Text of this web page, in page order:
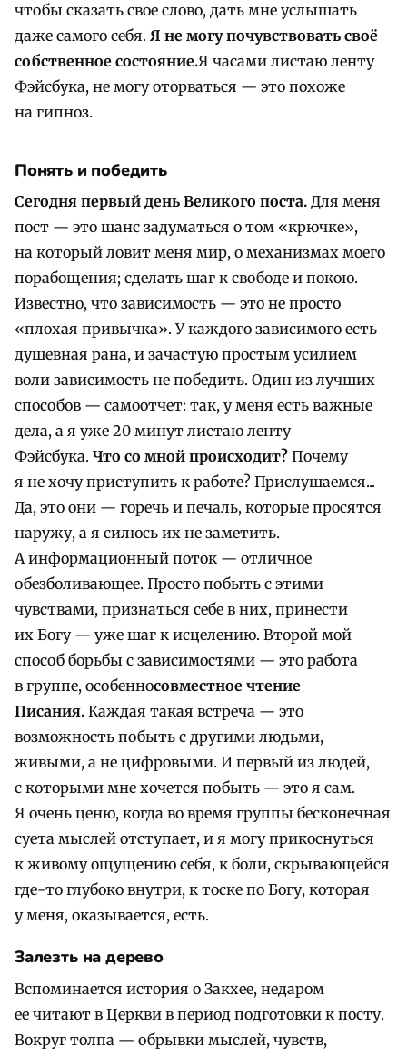
чтобы сказать свое слово, дать мне услышать
даже самого себя. Я не могу почувствовать своё
собственное состояние.Я часами листаю ленту
Фэйсбука, не могу оторваться — это похоже
на гипноз.
Понять и победить
Сегодня первый день Великого поста. Для меня
пост — это шанс задуматься о том «крючке»,
на который ловит меня мир, о механизмах моего
порабощения; сделать шаг к свободе и покою.
Известно, что зависимость — это не просто
«плохая привычка». У каждого зависимого есть
душевная рана, и зачастую простым усилием
воли зависимость не победить. Один из лучших
способов — самоотчет: так, у меня есть важные
дела, а я уже 20 минут листаю ленту
Фэйсбука. Что со мной происходит? Почему
я не хочу приступить к работе? Прислушаемся...
Да, это они — горечь и печаль, которые просятся
наружу, а я силюсь их не заметить.
А информационный поток — отличное
обезболивающее. Просто побыть с этими
чувствами, признаться себе в них, принести
их Богу — уже шаг к исцелению. Второй мой
способ борьбы с зависимостями — это работа
в группе, особенносовместное чтение
Писания. Каждая такая встреча — это
возможность побыть с другими людьми,
живыми, а не цифровыми. И первый из людей,
с которыми мне хочется побыть — это я сам.
Я очень ценю, когда во время группы бесконечная
суета мыслей отступает, и я могу прикоснуться
к живому ощущению себя, к боли, скрывающейся
где-то глубоко внутри, к тоске по Богу, которая
у меня, оказывается, есть.
Залезть на дерево
Вспоминается история о Закхее, недаром
ее читают в Церкви в период подготовки к посту.
Вокруг толпа — обрывки мыслей, чувств,